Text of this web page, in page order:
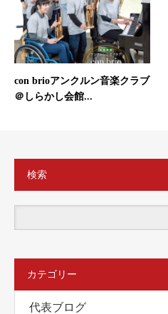
con brioアンクルン音楽クラブ
＠しらかし会館...
検索
カテゴリー
代表ブログ